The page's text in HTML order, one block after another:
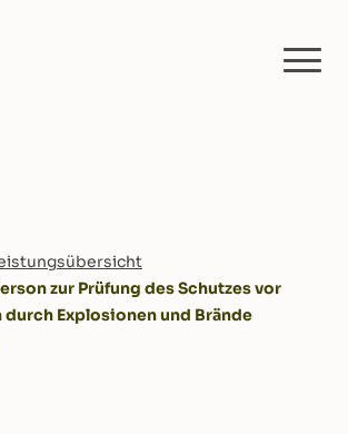
zur Prüfung des Schutzes vor
Explosionen und Brände